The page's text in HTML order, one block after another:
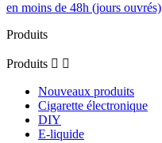
en moins de 48h (jours ouvrés)
Produits
Produits  
Nouveaux produits
Cigarette électronique
DIY
E-liquide